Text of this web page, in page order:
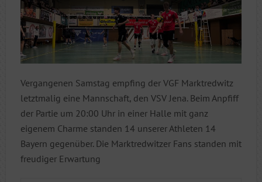
Vergangenen Samstag empfing der VGF Marktredwitz
letztmalig eine Mannschaft, den VSV Jena. Beim Anpfiff
der Partie um 20:00 Uhr in einer Halle mit ganz
eigenem Charme standen 14 unserer Athleten 14
Bayern gegenüber. Die Marktredwitzer Fans standen mit
freudiger Erwartung